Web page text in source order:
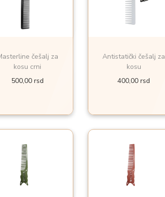
češalj za
kosu crni
500,00 rsd
Antistatički češalj za
kosu
400,00rsd